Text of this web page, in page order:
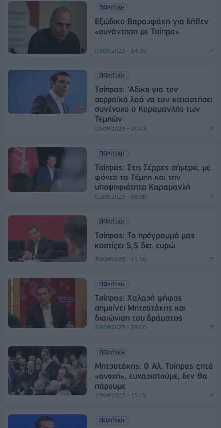
ΠΟΛΙΤΙΚΗ
Εξώδικο Βαρουφάκη για δήθεν
«συνάντηση με Τσίπρα»
03/05/2023 - 14:35
ΠΟΛΙΤΙΚΗ
Τσίπρας: 'Αδικο για τον
σερραϊκό λαό να τον καταστήσει
συνένοχο ο Καραμανλής των
Τεμπών
02/05/2023 - 20:43
ΠΟΛΙΤΙΚΗ
Τσίπρας: Στις Σέρρες σήμερα, με
φόντο τα Τέμπη και την
υποψηφιότητα Καραμανλή
02/05/2023 - 08:00
ΠΟΛΙΤΙΚΗ
Τσίπρας: Το πρόγραμμά μας
κοστίζει 5,5 δισ. ευρώ
30/04/2023 - 11:50
ΠΟΛΙΤΙΚΗ
Τσίπρας: Χαλαρή ψήφος
σημαίνει Μητσοτάκης και
διαιώνιση του δράματος
29/04/2023 - 18:10
ΠΟΛΙΤΙΚΗ
Μητσοτάκης: Ο Αλ. Τσίπρας ζητά
«ανοχή», ευχαριστούμε, δεν θα
πάρουμε
27/04/2023 - 15:29
ΠΟΛΙΤΙΚΗ